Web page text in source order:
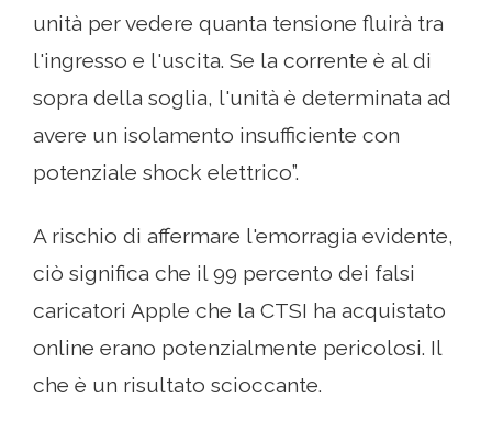
unità per vedere quanta tensione fluirà tra
l'ingresso e l'uscita. Se la corrente è al di
sopra della soglia, l'unità è determinata ad
avere un isolamento insufficiente con
potenziale shock elettrico”.
A rischio di affermare l'emorragia evidente,
ciò significa che il 99 percento dei falsi
caricatori Apple che la CTSI ha acquistato
online erano potenzialmente pericolosi. Il
che è un risultato scioccante.